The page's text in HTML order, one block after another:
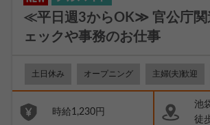
≪平日週3からOK≫ 官公庁関
ェックや事務のお仕事
土日休み オープニング 主婦(夫)歓迎
時給1,230円
池
徒